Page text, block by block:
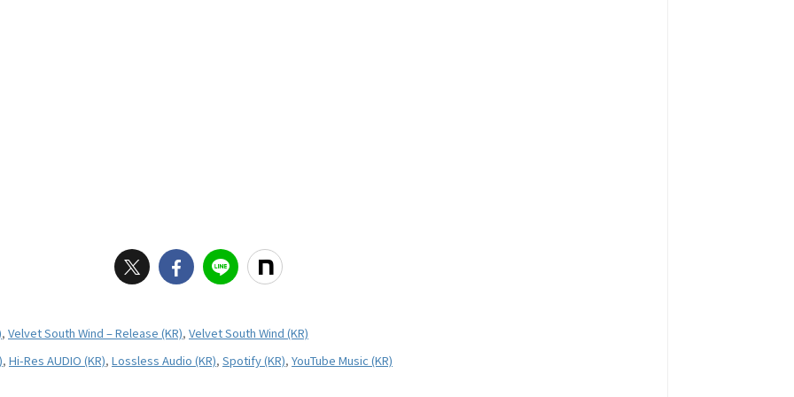
, Velvet South Wind – Release (KR), Velvet South Wind (KR)
, Hi-Res AUDIO (KR), Lossless Audio (KR), Spotify (KR), YouTube Music (KR)